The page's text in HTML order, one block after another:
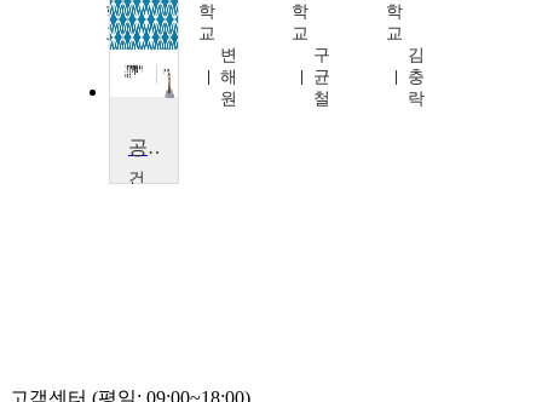
학
교
박
주
학
교
변
해
원
학
교
구
균
철
학
교
김
충
락
공공경제학의 이해
건
고객센터 (평일: 09:00~18:00)